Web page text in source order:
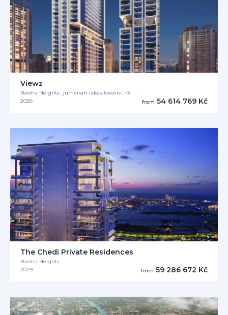
Viewz
Barsha Heights , jumeirah-lakes-towers , +3
2026
from 54 614 769 Kč
The Chedi Private Residences
Barsha Heights
2029
from 59 286 672 Kč